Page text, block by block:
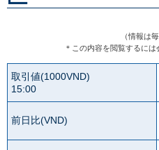
（情報は
＊この内容を閲覧するには
取引値(1000VND)
15:00
前日比(VND)